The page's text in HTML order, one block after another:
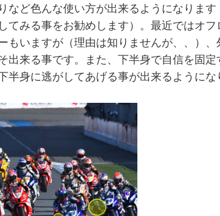
など色んな使い方が出来るようになります
てみる事をお勧めします）。最近ではオフ
もいますが（理由は知りませんが、、）、
出来る事です。また、下半身で自信を固定
半身に逃がしてあげる事が出来るようにな